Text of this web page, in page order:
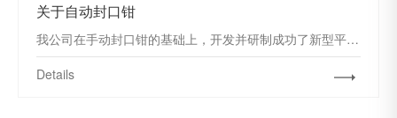
关于自动封口钳
我公司在手动封口钳的基础上，开发并研制成功了新型平台式自动（气动、电动）封口钳，及手提式气动封口钳。相比于传统的滚刀式自...
Details